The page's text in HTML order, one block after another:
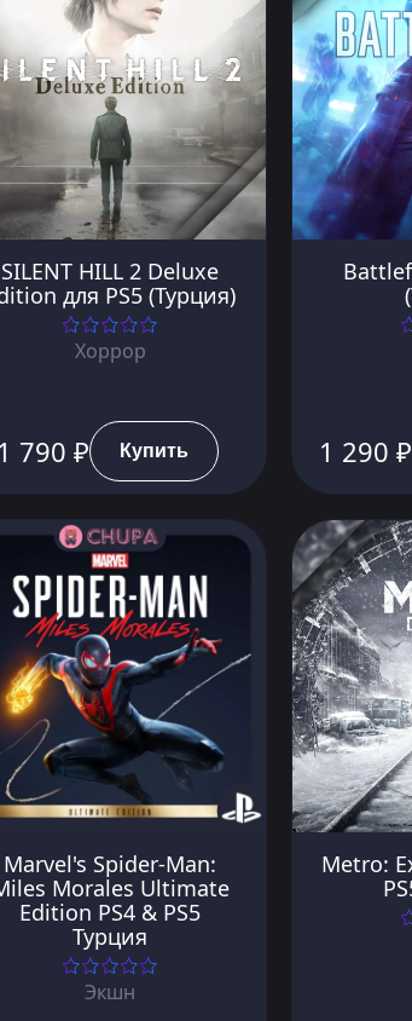
SILENT HILL 2 Deluxe
для PS5 (Турция)
Хоррор
790 ₽ Купить 1 290 ₽
Marvel's Spider-Man:
Morales Ultimate
Edition PS4 & PS5
Турция
Экшн
Metro: